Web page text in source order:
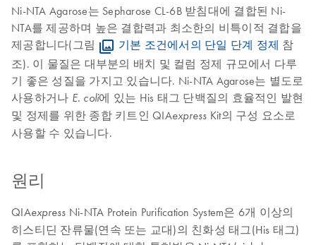
Ni-NTA Agarose는 Sepharose CL-6B 받침대에 결합된 Ni-
NTA를 제공하며 높은 결합력과 최소한의 비특이적 결합을
제공합니다(그림
기본 조건에서의 단일 단계 정제 참
조). 이 물질은 대부분의 배치 및 컬럼 정제 규모에서 다루
기 좋은 성질을 가지고 있습니다. Ni-NTA Agarose는 별도로
사용하거나 E. coli에 있는 His 태그 단백질의 효율적인 발현
및 정제를 위한 종합 키트인 QIAexpress Kit의 구성 요소로
사용할 수 있습니다.
원리
QIAexpress Ni-NTA Protein Purification System은 6개 이상의
히스티딘 잔류물(연속 또는 교대)의 친화성 태그(His 태그)